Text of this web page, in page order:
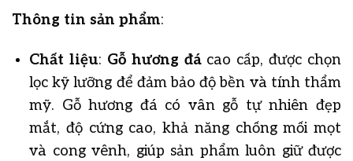
Thông tin sản phẩm:
Chất liệu: Gỗ hương đácao cấp, được chọn
lọc kỹ lưỡng để đảm bảo độ bền và tính thẩm
mỹ. Gỗ hương đá có vân gỗ tự nhiên đẹp
mắt, độ cứng cao, khả năng chống mối mọt
và cong vênh, giúp sản phẩm luôn giữ được